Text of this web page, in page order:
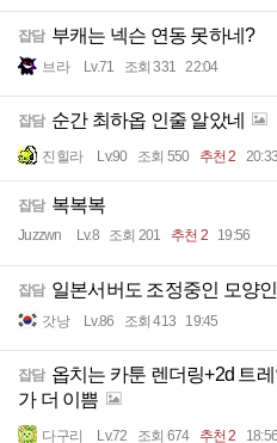
잡담 부캐는 넥슨 연동 못하네?
브라 Lv.71 조회 331 22:04
잡담 순간 최하옵 인줄 알았네
진힐라 Lv.90 조회 550 추천 2 20:33
잡담 복복복
Juzzwn Lv.8 조회 201 추천 2 19:56
잡담 일본서버도 조정중인 모양인
갓낭 Lv.86 조회 413 19:45
잡담 옵치는 카툰 렌더링+2d 트
가 더 이쁨
다구리 Lv.72 조회 674 추천 2 18:56